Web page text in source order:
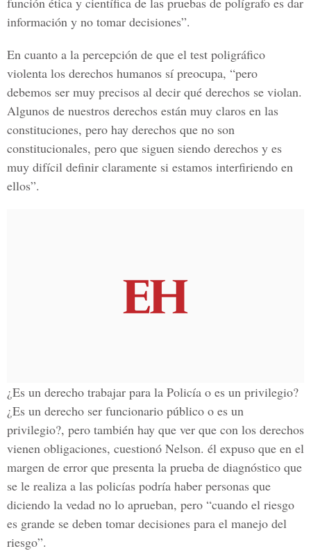
información y no tomar decisiones”.
En cuanto a la percepción de que el test poligráfico
violenta los derechos humanos sí preocupa, “pero
debemos ser muy precisos al decir qué derechos se violan.
Algunos de nuestros derechos están muy claros en las
constituciones, pero hay derechos que no son
constitucionales, pero que siguen siendo derechos y es
muy difícil definir claramente si estamos interfiriendo en
ellos”.
¿Es un derecho trabajar para la Policía o es un privilegio?
¿Es un derecho ser funcionario público o es un
privilegio?, pero también hay que ver que con los derechos
vienen obligaciones, cuestionó Nelson. él expuso que en el
margen de error que presenta la prueba de diagnóstico que
se le realiza a las policías podría haber personas que
diciendo la vedad no lo aprueban, pero “cuando el riesgo
es grande se deben tomar decisiones para el manejo del
riesgo”.